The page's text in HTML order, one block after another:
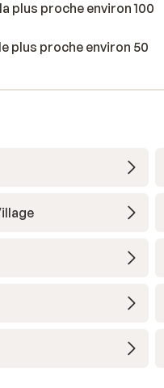
plus proche environ 100
plus proche environ 50